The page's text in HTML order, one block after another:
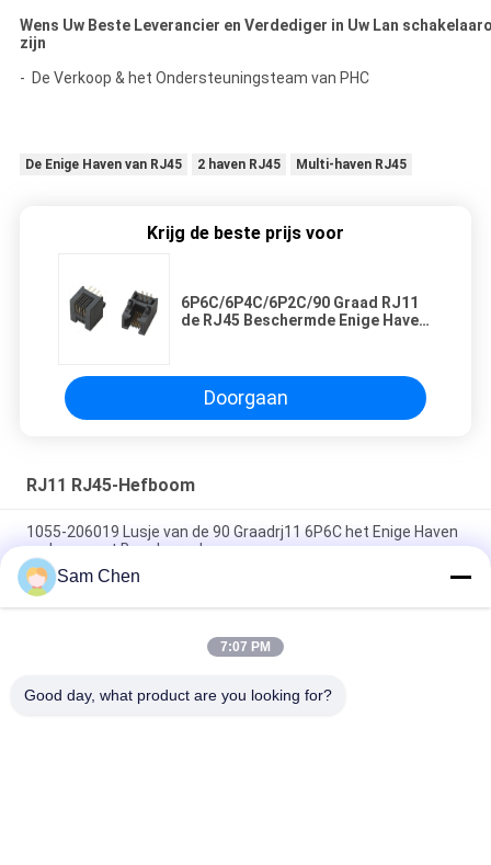
Wens Uw Beste Leverancier en Verdediger in Uw Lan
zijn
- De Verkoop & het Ondersteuningsteam van PHC
De Enige Haven van RJ45 2 haven RJ45 Multi-haven RJ45
Krijg de beste prijs voor
6P6C/6P4C/6P2C/90 Graad RJ11
de RJ45 Beschermde Enige Haven
Doorgaan
RJ11 RJ45-Hefboom
1055-206019 Lusje van de 90 Graadrj11 6P6C het Enige Haven
omhoog met Beschermd
6P6C 90 Graadrj11 RJ45 Modulaire Hefboom, Rj45 Volledig
Plastic Enig de Havenwijfje van de Gegevenshefboom
6P6C/telefoneren 6P4C/6P2C/RJ11 RJ45 Jack, Modulair Jack
Sam Chen
7:07 PM
Good day, what product are you looking for?